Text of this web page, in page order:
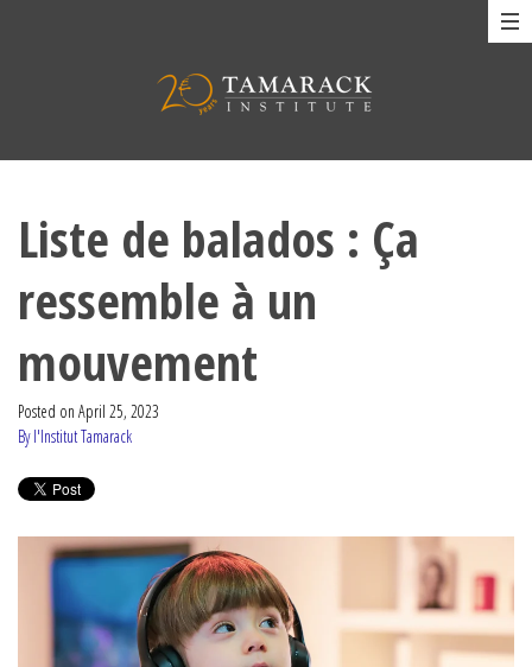
Liste de balados : Ça
ressemble à un
mouvement
Posted on April 25, 2023
By l'Institut Tamarack